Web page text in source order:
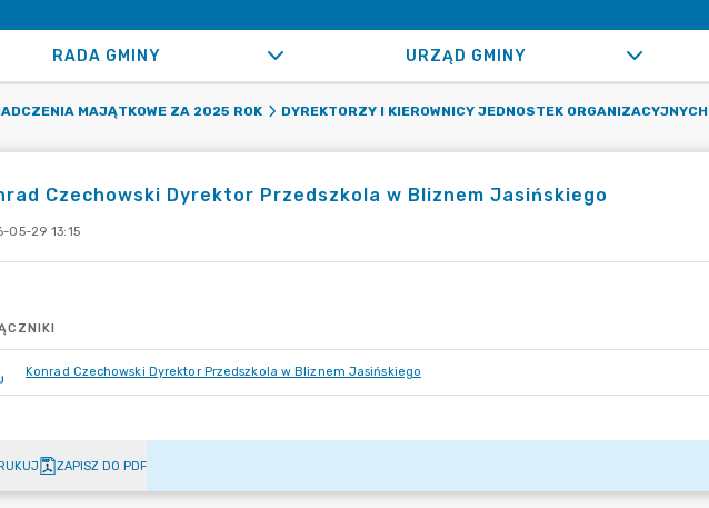
RADA GMINY URZĄD GMINY
MAJĄTKOWE ZA 2025 ROK
DYREKTORZY I KIEROWNICY JEDNOSTEK ORGANIZACYJNYCH
Czechowski Dyrektor Przedszkola w Bliznem Jasińskiego
05-29 13:15
Konrad Czechowski Dyrektor Przedszkola w Bliznem Jasińskiego
ZAPISZ DO PDF